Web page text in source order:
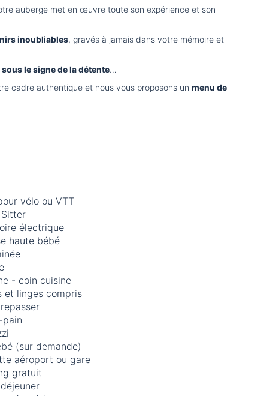
auberge met en œuvre toute son expérience et son
inoubliables, gravés à jamais dans votre mémoire et
sous le signe de la détente…
cadre authentique et nous vous proposons un menu de
vélo ou VTT
électrique
haute bébé
- coin cuisine
et linges compris
pain
(sur demande)
aéroport ou gare
gratuit